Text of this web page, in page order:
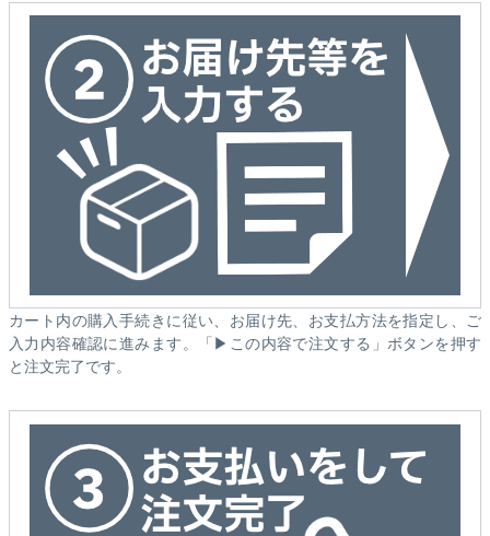
カート内の購入手続きに従い、お届け先、お支払方法を指定し、ご
入力内容確認に進みます。「▶この内容で注文する」ボタンを押す
と注文完了です。